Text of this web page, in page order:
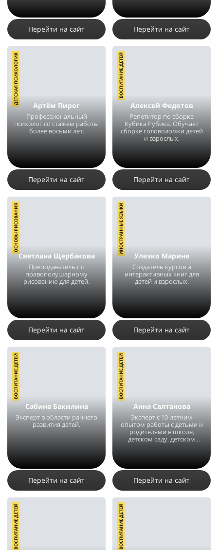
Перейти на сайт Перейти на сайт
Артём Пирог
Профессиональный
психолог со стажем работы
более восьми лет.
ДЕТСКАЯ ПСИХОЛОГИЯ
Перейти на сайт
Алексей Федотов
Репетитор по сборке
Кубика Рубика. Обучает
сборке головоломки детей
и взрослых.
ВОСПИТАНИЕ ДЕТЕЙ
Перейти на сайт
Светлана Щербакова
Преподаватель по
правополушарному
рисованию для детей.
ОСНОВЫ РИСОВАНИЯ
Перейти на сайт
Улезко Марине
Создатель курсов и
интерактивных книг для
детей и взрослых.
ИНОСТРАННЫЕ ЯЗЫКИ
Перейти на сайт
Сабина Бакилина
Эксперт в области раннего
развития детей.
ВОСПИТАНИЕ ДЕТЕЙ
Перейти на сайт
Анна Салтанова
Эксперт с 10-летним
опытом работы с детьми и
родителями в школе,
детском саду, детском
ВОСПИТАНИЕ ДЕТЕЙ
Перейти на сайт
ВОСПИТАНИЕ ДЕТЕЙ ВОСПИТАНИЕ ДЕТЕЙ